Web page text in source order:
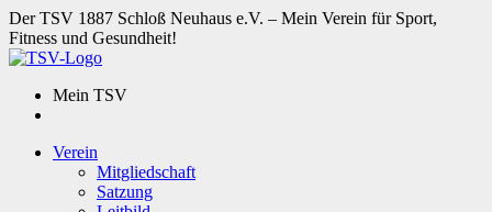
Der TSV 1887 Schloß Neuhaus e.V. – Mein Verein für Sport,
Fitness und Gesundheit!
Mein TSV
Verein
Mitgliedschaft
Satzung